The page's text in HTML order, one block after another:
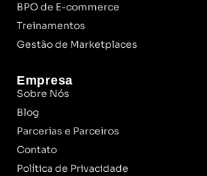
BPO de E-commerce
Treinamentos
Gestão de Marketplaces
Empresa
Sobre Nós
Blog
Parcerias e Parceiros
Contato
Política de Privacidade